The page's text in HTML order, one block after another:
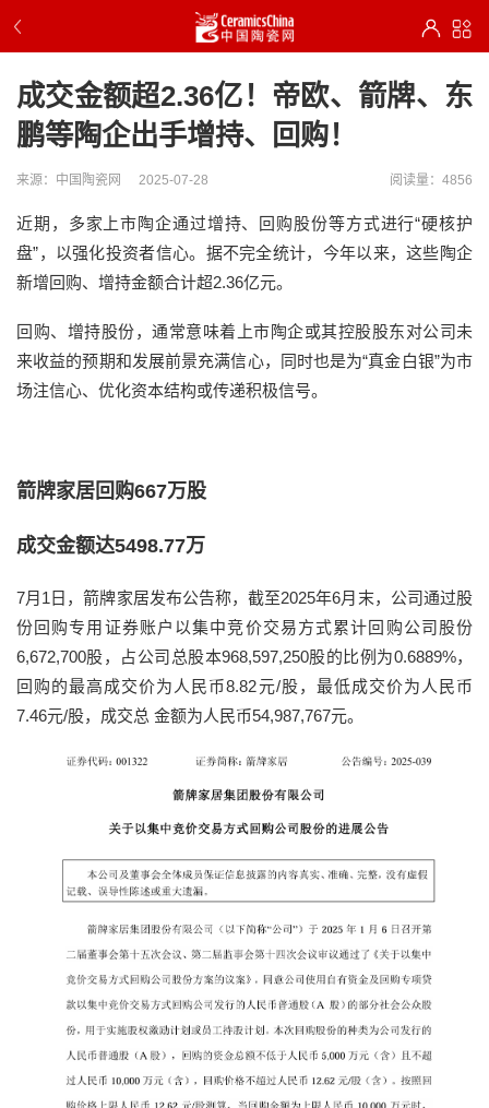
成交金额超2.36亿！帝欧、箭牌、东
鹏等陶企出手增持、回购！
来源：中国陶瓷网 2025-07-28 阅读量：4856
近期，多家上市陶企通过增持、回购股份等方式进行“硬核护
盘”，以强化投资者信心。据不完全统计，今年以来，这些陶企
新增回购、增持金额合计超2.36亿元。
回购、增持股份，通常意味着上市陶企或其控股股东对公司未
来收益的预期和发展前景充满信心，同时也是为“真金白银”为市
场注信心、优化资本结构或传递积极信号。
箭牌家居回购667万股
成交金额达5498.77万
7月1日，箭牌家居发布公告称，截至2025年6月末，公司通过股
份回购专用证券账户以集中竞价交易方式累计回购公司股份
6,672,700股，占公司总股本968,597,250股的比例为0.6889%，
回购的最高成交价为人民币8.82元/股，最低成交价为人民币
7.46元/股，成交总 金额为人民币54,987,767元。